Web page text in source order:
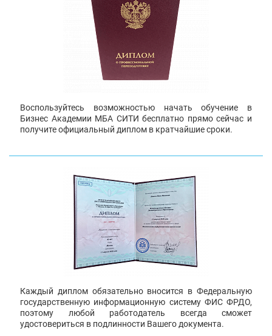
Воспользуйтесь возможностью начать обучение в
Бизнес Академии МБА СИТИ бесплатно прямо сейчас и
получите официальный диплом в кратчайшие сроки.
Каждый диплом обязательно вносится в Федеральную
государственную информационную систему ФИС ФРДО,
поэтому любой работодатель всегда сможет
удостовериться в подлинности Вашего документа.